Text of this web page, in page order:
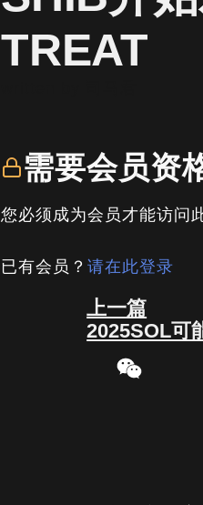
TREAT
需要会员资
您必须成为会员才能访问
已有会员？请在此登录
Prev
上一篇
2025SOL可